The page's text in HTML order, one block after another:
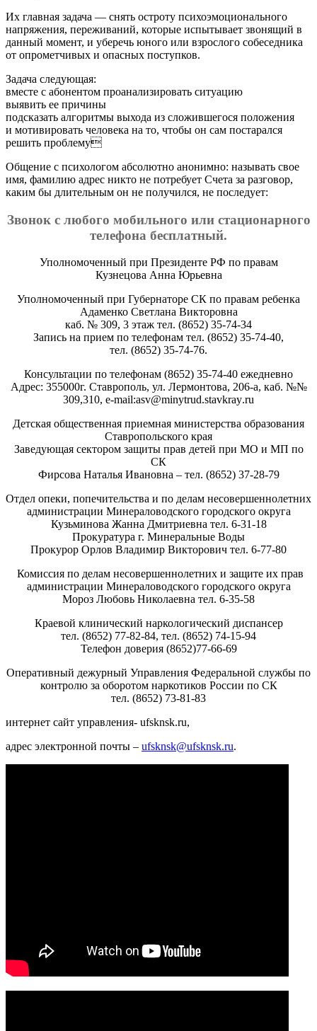
Их главная задача — снять остроту психоэмоционального
напряжения, переживаний, которые испытывает звонящий в
данный момент, и уберечь юного или взрослого собеседника
от опрометчивых и опасных поступков.
Задача следующая:
вместе с абонентом проанализировать ситуацию
выявить ее причины
подсказать алгоритмы выхода из сложившегося положения
и мотивировать человека на то, чтобы он сам постарался
решить проблему
Общение с психологом абсолютно анонимно: называть свое
имя, фамилию адрес никто не потребует Счета за разговор,
каким бы длительным он не получился, не последует:
Звонок с любого мобильного или стационарного
телефона бесплатный.
Уполномоченный при Президенте РФ по правам
Кузнецова Анна Юрьевна
Уполномоченный при Губернаторе СК по правам ребенка
Адаменко Светлана Викторовна
каб. № 309, 3 этаж тел. (8652) 35-74-34
Запись на прием по телефонам тел. (8652) 35-74-40,
тел. (8652) 35-74-76.
Консультации по телефонам (8652) 35-74-40 ежедневно
Адрес: 355000г. Ставрополь, ул. Лермонтова, 206-а, каб. №№
309,310, е-mail:asv@minytrud.stavkray.ru
Детская общественная приемная министерства образования
Ставропольского края
Заведующая сектором защиты прав детей при МО и МП по
СК
Фирсова Наталья Ивановна – тел. (8652) 37-28-79
Отдел опеки, попечительства и по делам несовершеннолетних
администрации Минераловодского городского округа
Кузьминова Жанна Дмитриевна тел. 6-31-18
Прокуратура г. Минеральные Воды
Прокурор Орлов Владимир Викторович тел. 6-77-80
Комиссия по делам несовершеннолетних и защите их прав
администрации Минераловодского городского округа
Мороз Любовь Николаевна тел. 6-35-58
Краевой клинический наркологический диспансер
тел. (8652) 77-82-84, тел. (8652) 74-15-94
Телефон доверия (8652)77-66-69
Оперативный дежурный Управления Федеральной службы по
контролю за оборотом наркотиков России по СК
тел. (8652) 73-81-83
интернет сайт управления- ufsknsk.ru,
адрес электронной почты – ufsknsk@ufsknsk.ru.